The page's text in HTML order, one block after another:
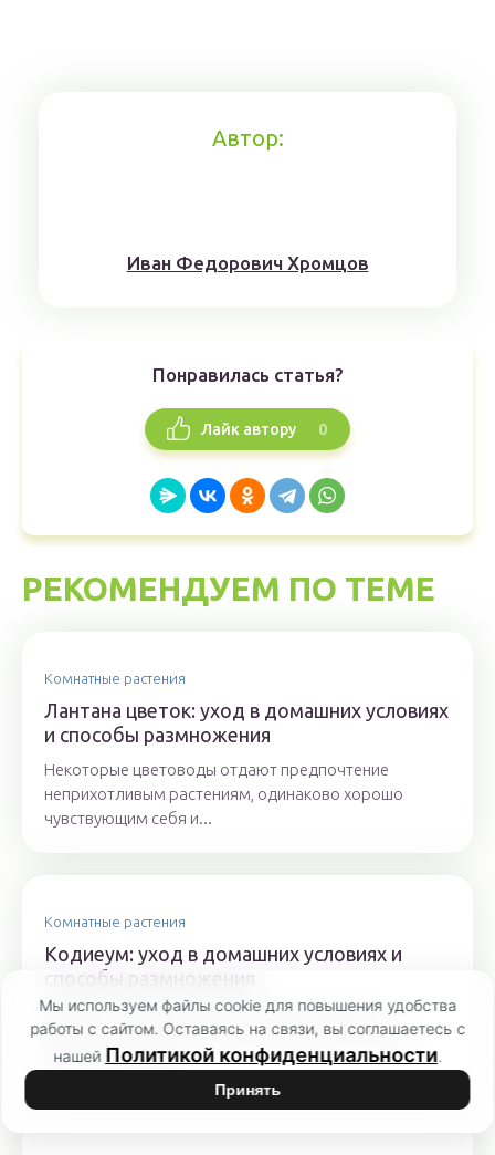
Автор:
Иван Федорович Хромцов
Понравилась статья?
Лайк автору 0
РЕКОМЕНДУЕМ ПО ТЕМЕ
Комнатные растения
Лантана цветок: уход в домашних условиях
и способы размножения
Некоторые цветоводы отдают предпочтение
неприхотливым растениям, одинаково хорошо
чувствующим себя и...
Комнатные растения
Кодиеум: уход в домашних условиях и
способы размножения
Кодиеум – вечнозеленое растение родом из
Восточной Индии. Его пестрые листья интересной
формы украшают...
Мы используем файлы cookie для повышения удобства
работы с сайтом. Оставаясь на связи, вы соглашаетесь с
нашей Политикой конфиденциальности.
Принять